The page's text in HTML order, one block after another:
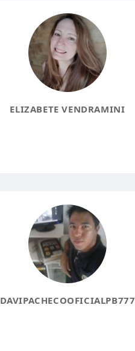
ELIZABETE VENDRAMINI
DAVIPACHECOOFICIALPB777